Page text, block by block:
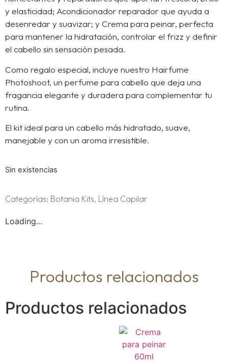
y elasticidad; Acondicionador reparador que ayuda a
desenredar y suavizar; y Crema para peinar, perfecta
para mantener la hidratación, controlar el frizz y definir
el cabello sin sensación pesada.
Como regalo especial, incluye nuestro Hairfume
Photoshoot, un perfume para cabello que deja una
fragancia elegante y duradera para complementar tu
rutina.
El kit ideal para un cabello más hidratado, suave,
manejable y con un aroma irresistible.
Sin existencias
Categorías: Botania Kits, Línea Capilar
Loading...
Productos relacionados
Productos relacionados